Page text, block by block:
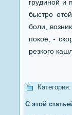
грудиной и
быстро
боли,
покое, -
резкого
Категория:
С этой